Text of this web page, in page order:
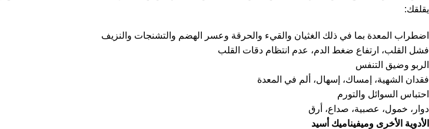
يقلقك:
اضطراب المعدة بما في ذلك الغثيان والقيء والحرقة وعسر الهضم والتشنجات والنزيف
فشل القلب، ارتفاع ضغط الدم، عدم انتظام دقات القلب
الربو وضيق التنفس
فقدان الشهية، إمساك، إسهال، ألم في المعدة
احتباس السوائل والتورم
دوار، خمول، عصبية، صداع، أرق
الأدوية الأخرى وميفيناميك أسيد